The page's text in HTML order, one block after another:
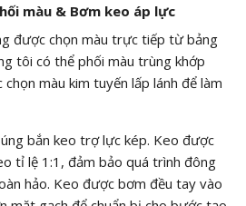
màu & Bơm keo áp lực
được chọn màu trực tiếp từ bảng
tôi có thể phối màu trùng khớp
màu kim tuyến lấp lánh để làm
bắn keo trợ lực kép. Keo được
tỉ lệ 1:1 , đảm bảo quá trình đông
hảo. Keo được bơm đều tay vào